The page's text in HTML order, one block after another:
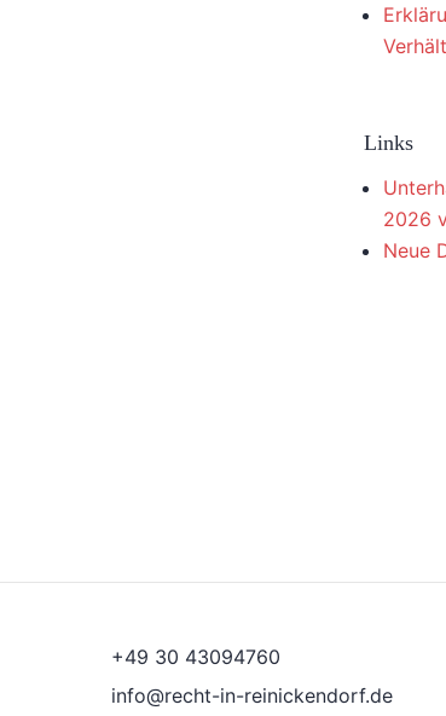
Links
2026
Neue
+49 30 43094760
info@recht-in-reinickendorf.de